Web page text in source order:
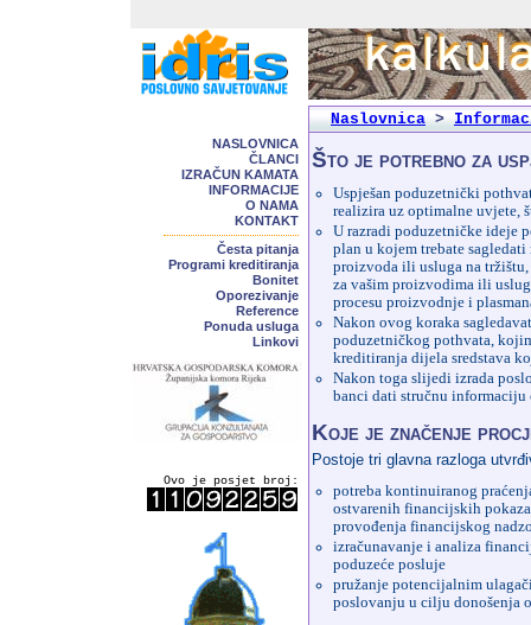
NASLOVNICA
ČLANCI
IZRAČUN KAMATA
INFORMACIJE
O NAMA
KONTAKT
Česta pitanja
Programi kreditiranja
Bonitet
Oporezivanje
Reference
Ponuda usluga
Linkovi
Ovo je posjet broj:
Naslovnica>
Što je potrebno za
Uspješan poduzetnički
realizira uz optimalne uvjete,
U razradi poduzetničke ideje
plan u kojem trebate
proizvoda ili usluga na
za vašim proizvodima ili
procesu proizvodnje i
Nakon ovog koraka
poduzetničkog pothvata,
kreditiranja dijela sredstava
Nakon toga slijedi izrada
banci dati stručnu
Koje je značenje
Postoje tri glavna razloga
potreba kontinuiranog
ostvarenih financijskih
provođenja financijskog
izračunavanje i analiza
poduzeće posluje
pružanje potencijalnim
poslovanju u cilju donošenja